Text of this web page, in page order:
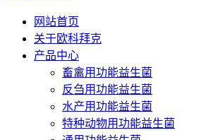
网站首页
关于欧科拜克
产品中心
畜禽用功能益生菌
反刍用功能益生菌
水产用功能益生菌
特种动物用功能益生菌